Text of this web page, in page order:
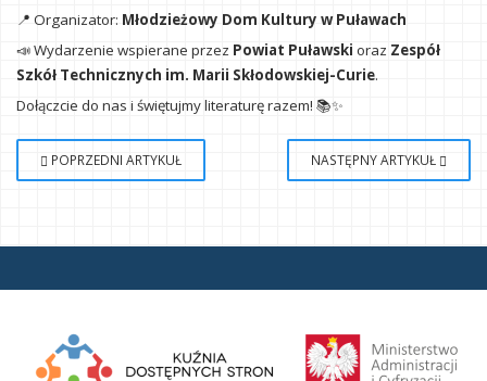
📍 Organizator: Młodzieżowy Dom Kultury w Puławach
📣 Wydarzenie wspierane przez Powiat Puławski oraz Zespół
Szkół Technicznych im. Marii Skłodowskiej-Curie.
Dołączcie do nas i świętujmy literaturę razem! 📚✨
POPRZEDNI ARTYKUŁ NASTĘPNY ARTYKUŁ